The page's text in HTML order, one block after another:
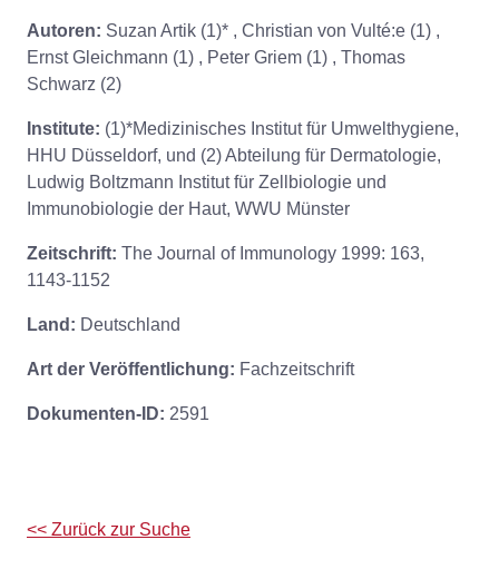
Autoren: Suzan Artik (1)* , Christian von Vulté:e (1) ,
Ernst Gleichmann (1) , Peter Griem (1) , Thomas
Schwarz (2)
Institute: (1)*Medizinisches Institut für Umwelthygiene,
HHU Düsseldorf, und (2) Abteilung für Dermatologie,
Ludwig Boltzmann Institut für Zellbiologie und
Immunobiologie der Haut, WWU Münster
Zeitschrift: The Journal of Immunology 1999: 163,
1143-1152
Land: Deutschland
Art der Veröffentlichung: Fachzeitschrift
Dokumenten-ID: 2591
<< Zurück zur Suche